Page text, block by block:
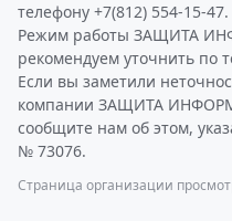
телефону +7(812) 554-15-47.
Режим работы ЗАЩИТА
рекомендуем уточнить по
Если вы заметили
компании ЗАЩИТА
сообщите нам об этом,
№ 73076.
Страница организации